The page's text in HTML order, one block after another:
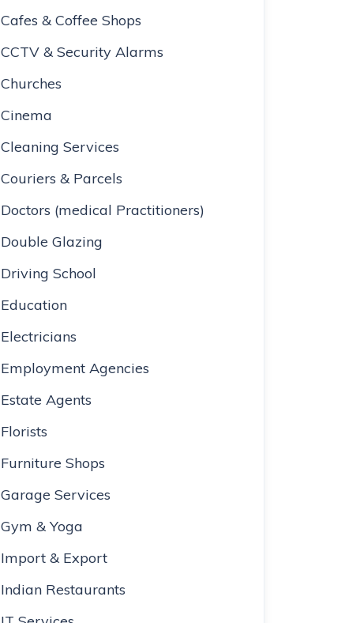
Cafes & Coffee Shops
CCTV & Security Alarms
Churches
Cinema
Cleaning Services
Couriers & Parcels
Doctors (medical Practitioners)
Double Glazing
Driving School
Education
Electricians
Employment Agencies
Estate Agents
Florists
Furniture Shops
Garage Services
Gym & Yoga
Import & Export
Indian Restaurants